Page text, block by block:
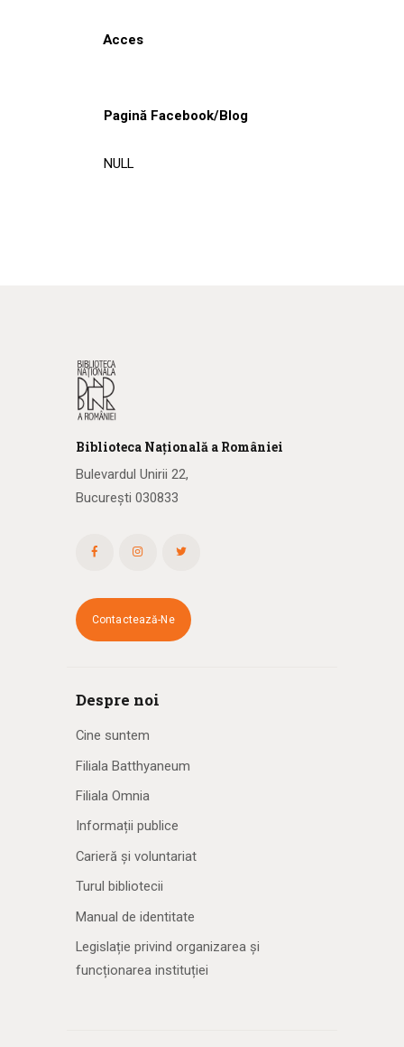
Acces
Pagină Facebook/Blog
NULL
Biblioteca Națională a României
Bulevardul Unirii 22,
București 030833
Contactează-Ne
Despre noi
Cine suntem
Filiala Batthyaneum
Filiala Omnia
Informații publice
Carieră și voluntariat
Turul bibliotecii
Manual de identitate
Legislație privind organizarea și
funcționarea instituției